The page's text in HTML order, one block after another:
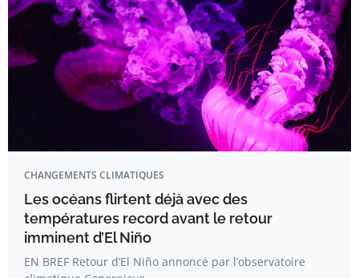
CHANGEMENTS CLIMATIQUES
Les océans flirtent déjà avec des
températures record avant le retour
imminent d’El Niño
EN BREF Retour d’El Niño annoncé par l’observatoire